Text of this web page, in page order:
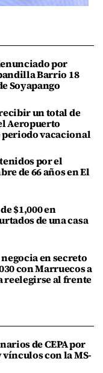
por
Barrio 18
Soyapango
un total de
Aeropuerto
vacacional
por el
de 66 años en El
$1,000 en
de una casa
en secreto
con Marruecos a
reelegirse al frente
de CEPA por
con la MS-